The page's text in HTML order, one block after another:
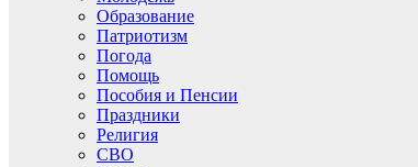
Образование
Патриотизм
Погода
Помощь
Пособия и Пенсии
Праздники
Религия
СВО